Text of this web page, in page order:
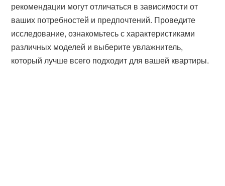
рекомендации могут отличаться в зависимости от
ваших потребностей и предпочтений. Проведите
исследование, ознакомьтесь с характеристиками
различных моделей и выберите увлажнитель,
который лучше всего подходит для вашей квартиры.